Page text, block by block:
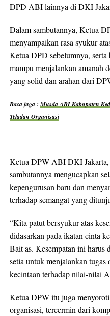
DPD ABI lainnya di DKI
Dalam sambutannya, Ketua
menyampaikan rasa syukur
Ketua DPD sebelumnya, serta
mampu menjalankan amanah
yang solid dan arahan dari
Baca juga :Musda ABI Kabupaten
Teladan Organisasi
Ketua DPW ABI DKI
sambutannya mengucapkan
kepengurusan baru dan
terhadap semangat yang
“Kita patut bersyukur atas
didasarkan pada ikatan cinta
Bait as. Kesempatan ini
setia untuk menjalankan
kecintaan terhadap nilai-nilai
Ketua DPW itu juga
organisasi, tercermin dari